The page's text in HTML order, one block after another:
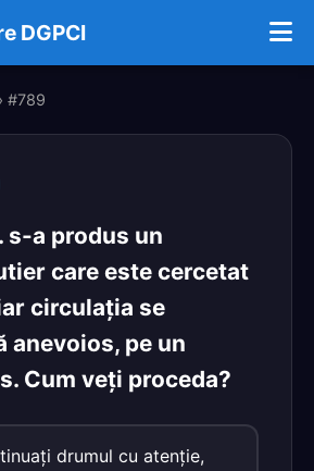
DGPCI
› #789
s-a produs un
care este cercetat
circulaţia se
anevoios, pe un
Cum veţi proceda?
drumul cu atenţie,